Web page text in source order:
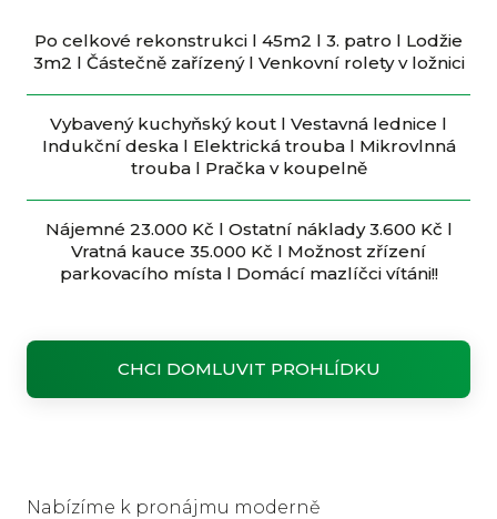
Po celkové rekonstrukci l 45m2 l 3. patro l Lodžie
3m2 l Částečně zařízený l Venkovní rolety v ložnici
Vybavený kuchyňský kout l Vestavná lednice l
Indukční deska l Elektrická trouba l Mikrovlnná
trouba l Pračka v koupelně
Nájemné 23.000 Kč l Ostatní náklady 3.600 Kč l
Vratná kauce 35.000 Kč l Možnost zřízení
parkovacího místa l Domácí mazlíčci vítáni!!
CHCI DOMLUVIT PROHLÍDKU
Nabízíme k pronájmu moderně